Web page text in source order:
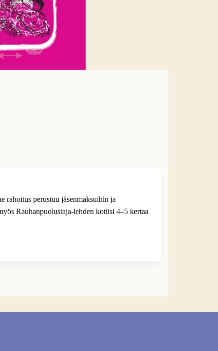
rahoitus perustuu jäsenmaksuihin ja
Rauhanpuolustaja-lehden kotiisi 4–5 kertaa